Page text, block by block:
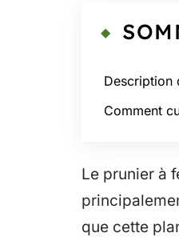
Description
Comment
Le prunier à
que cette